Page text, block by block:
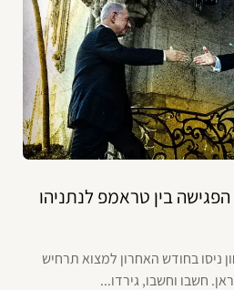
בין טראמפ לנתניהו
ניסו בחודש האחרון למצוא תרחיש
חשבו וחשבו, גירדו...